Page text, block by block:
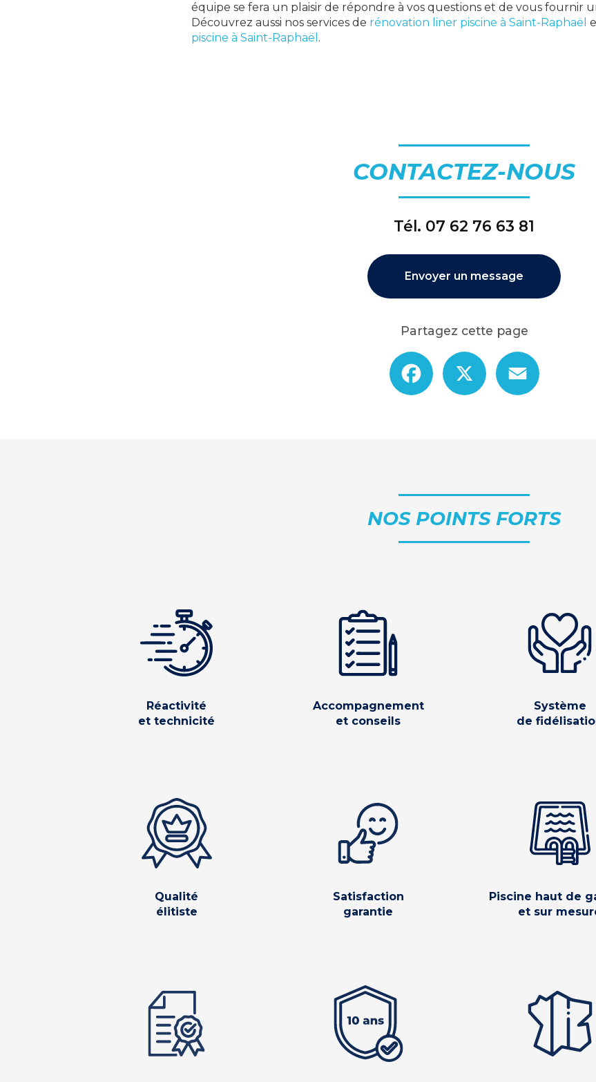
équipe se fera un plaisir de répondre à vos questions et de vous fournir
Découvrez aussi nos services de rénovation liner piscine à Saint-Raphaël
piscine à Saint-Raphaël .
CONTACTEZ-NOUS
Tél. 07 62 76 63 81
Envoyer un message
Partagez cette page
Facebook
NOS POINTS FORTS
Réactivité
et technicité
Accompagnement
et conseils
Système
de
Qualité
élitiste
Satisfaction
garantie
Piscine haut de
et sur